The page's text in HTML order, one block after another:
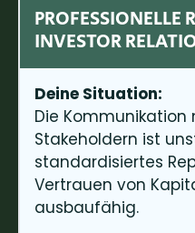
PROFESSIONELLE
INVESTOR
Deine Situation:
Die
Stakeholdern ist
standardisiertes
Vertrauen von
ausbaufähig.